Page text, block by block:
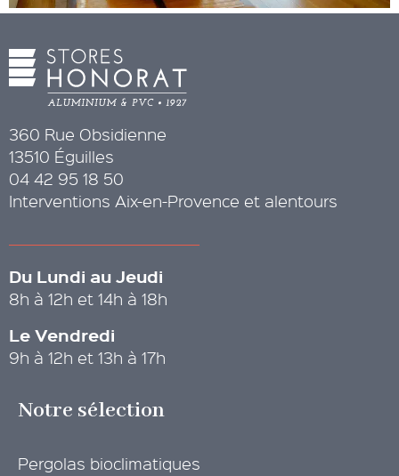
360 Rue Obsidienne
13510 Éguilles
04 42 95 18 50
Interventions Aix-en-Provence et alentours
Du Lundi au Jeudi
8h à 12h et 14h à 18h
Le Vendredi
9h à 12h et 13h à 17h
Notre sélection
Pergolas bioclimatiques